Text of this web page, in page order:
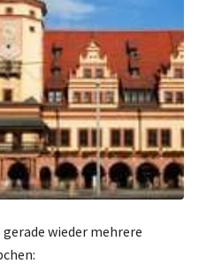
gerade wieder mehrere